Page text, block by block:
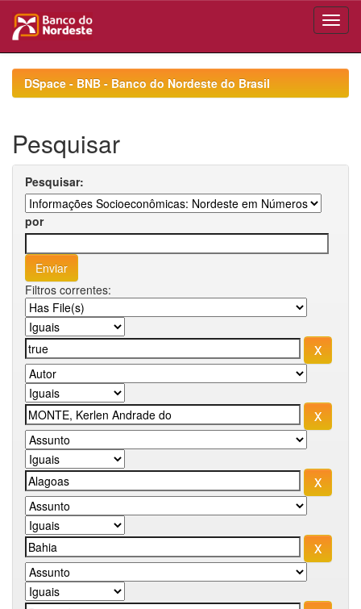
navigationDSpace - BNB - Banco do Nordeste do Brasil
Pesquisar
Pesquisar:
por
Filtros correntes: